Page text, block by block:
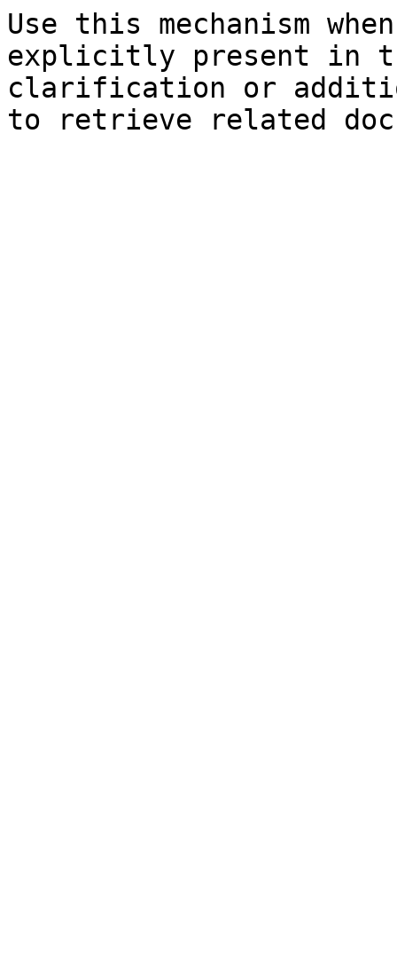
Use this mechanism
explicitly present in
clarification or